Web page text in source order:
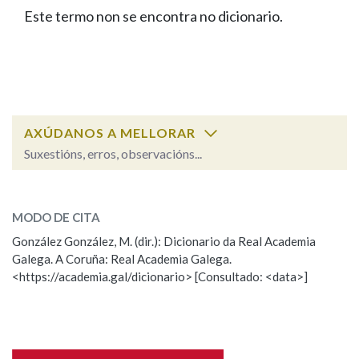
FIGURAS HOMENAXEADAS
PORTAL DAS PALABRAS
Facebook
TwitterYoutubeInstagram
Bluesky
BUSCAR NOS LEMAS
Remata por
BUSCAR NO CONTIDO
Nas definicións
Este termo non se encontra no dicionario.
AXÚDANOS A MELLORAR
Suxestións, erros, observacións...
Observación
Nome
MODO DE CITA
González González, M. (dir.): Dicionario da Real Academia
Galega. A Coruña: Real Academia Galega.
<https://academia.gal/dicionario> [Consultado: <data>]